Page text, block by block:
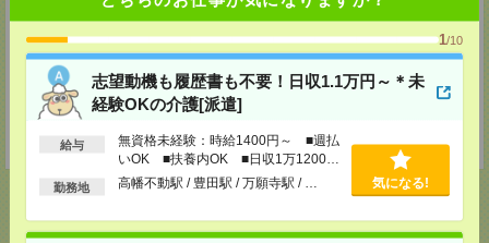
1/10
志望動機も履歴書も不要！日収1.1万円～＊未
経験OKの介護[派遣]
給与
無資格未経験：時給1400円～ ■週払
いOK ■扶養内OK ■日収1万1200円
以上
勤務地 高幡不動駅 / 豊田駅 / 万願寺駅 / … 気になる!
・ファン付きの空調制服
・アイスメット
・紫外線カットの最新ヘルメット
・冷却ジェルシート
・塩分タブレット
・完全防水リュック
・軽量安全靴
・靴下3足
・ドリンク手当（200円/1勤務につき）